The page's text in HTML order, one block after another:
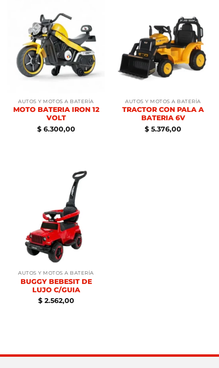
AUTOS Y MOTOS A BATERÍA
MOTO BATERIA IRON 12
VOLT
$6.300,00
AUTOS Y MOTOS A BATERÍA
TRACTOR CON PALA A
BATERIA 6V
$ 5.376,00
AUTOS Y MOTOS A BATERÍA
BUGGY BEBESIT DE
LUJO C/GUIA
$2.562,00